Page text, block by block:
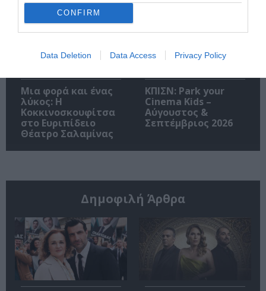
CONFIRM
Data Deletion Data Access Privacy Policy
Μια φορά και ένας
λύκος: Η
Κοκκινοσκουφίτσα
στο Ευριπίδειο
Θέατρο Σαλαμίνας
ΚΠΙΣΝ: Park your
Cinema Kids –
Αύγουστος &
Σεπτέμβριος 2026
Δημοφιλή Άρθρα